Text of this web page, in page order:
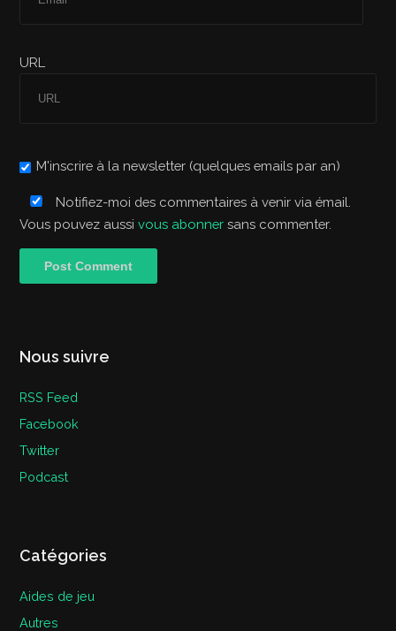
URL
M'inscrire à la newsletter (quelques emails par an)
Notifiez-moi des commentaires à venir via émail.
Vous pouvez aussivous abonner sans commenter.
Nous suivre
RSS Feed
Facebook
Twitter
Podcast
Catégories
Aides de jeu
Autres